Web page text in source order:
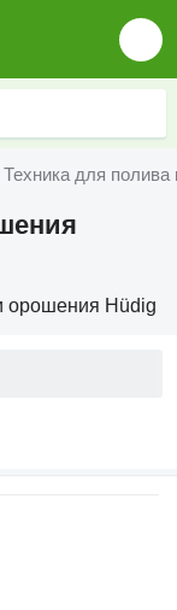
Техника для
орошения Hüdig